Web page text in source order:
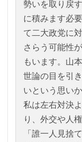
勢いを取り戻
に積みます必
て二大政党に
さらう可能性
もいます。山
世論の目を引
いという思い
私は左右対決
り、外交や人
「誰一人見捨